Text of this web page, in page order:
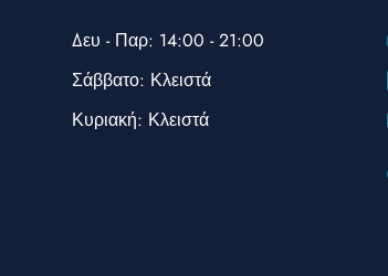
Δευ - Παρ: 14:00 - 21:00
Σάββατο: Κλειστά
Κυριακή: Κλειστά